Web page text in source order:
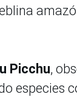
Picchu,
especies